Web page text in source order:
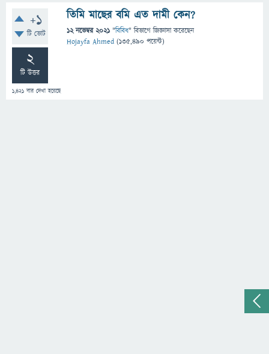
+1
টি ভোট
2
টি উত্তর
1,421 বার দেখা হয়েছে
তিমি মাছের বমি এত দামী কেন?
12 নভেম্বর 2021 "বিবিধ" বিভাগে জিজ্ঞাসাকরেছেন
Hojayfa Ahmed (135,490 পয়েন্ট)